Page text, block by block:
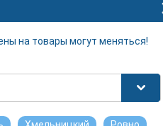
30мг
449 грн.
АДАМЕД
на товары могут меняться!